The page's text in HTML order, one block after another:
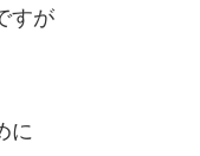
すが
に